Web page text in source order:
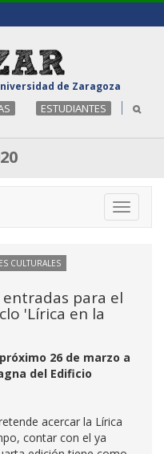
de Zaragoza
ESTUDIANTES
Toggle
CULTURALES
para el
'Lírica en la
26 de marzo a
del Edificio
acercar la Lírica
contar con el ya